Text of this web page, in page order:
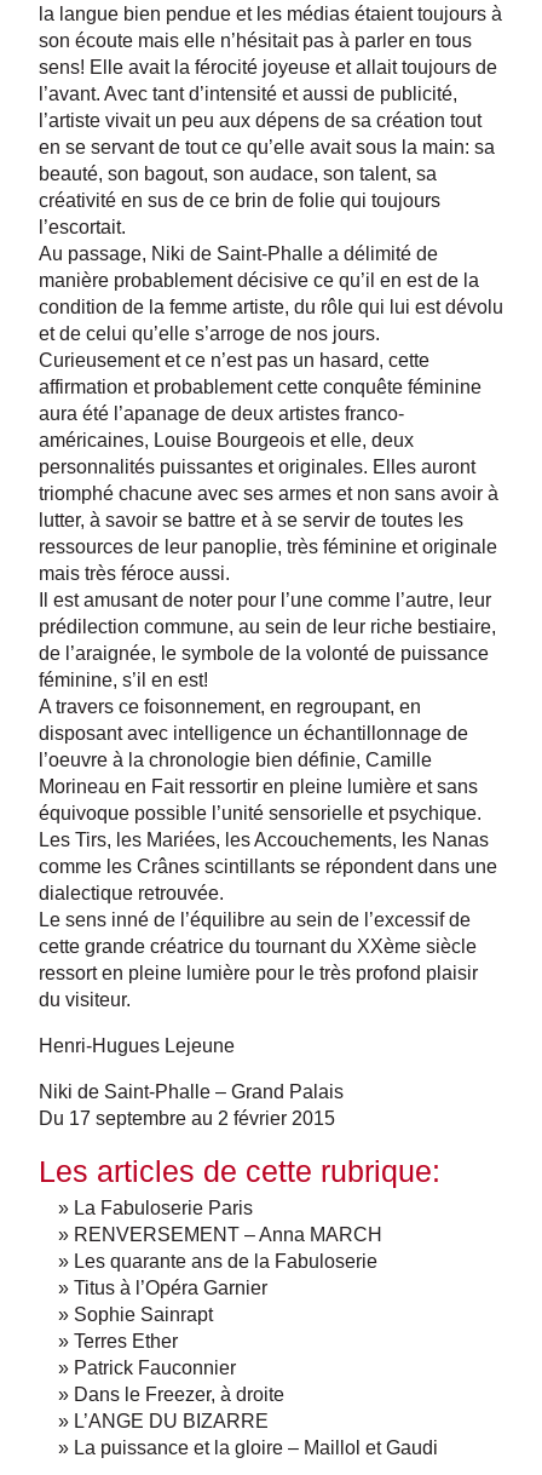
la langue bien pendue et les médias étaient toujours à
son écoute mais elle n’hésitait pas à parler en tous
sens! Elle avait la férocité joyeuse et allait toujours de
l’avant. Avec tant d’intensité et aussi de publicité,
l’artiste vivait un peu aux dépens de sa création tout
en se servant de tout ce qu’elle avait sous la main: sa
beauté, son bagout, son audace, son talent, sa
créativité en sus de ce brin de folie qui toujours
l’escortait.
Au passage, Niki de Saint-Phalle a délimité de
manière probablement décisive ce qu’il en est de la
condition de la femme artiste, du rôle qui lui est dévolu
et de celui qu’elle s’arroge de nos jours.
Curieusement et ce n’est pas un hasard, cette
affirmation et probablement cette conquête féminine
aura été l’apanage de deux artistes franco-
américaines, Louise Bourgeois et elle, deux
personnalités puissantes et originales. Elles auront
triomphé chacune avec ses armes et non sans avoir à
lutter, à savoir se battre et à se servir de toutes les
ressources de leur panoplie, très féminine et originale
mais très féroce aussi.
Il est amusant de noter pour l’une comme l’autre, leur
prédilection commune, au sein de leur riche bestiaire,
de l’araignée, le symbole de la volonté de puissance
féminine, s’il en est!
A travers ce foisonnement, en regroupant, en
disposant avec intelligence un échantillonnage de
l’oeuvre à la chronologie bien définie, Camille
Morineau en Fait ressortir en pleine lumière et sans
équivoque possible l’unité sensorielle et psychique.
Les Tirs, les Mariées, les Accouchements, les Nanas
comme les Crânes scintillants se répondent dans une
dialectique retrouvée.
Le sens inné de l’équilibre au sein de l’excessif de
cette grande créatrice du tournant du XXème siècle
ressort en pleine lumière pour le très profond plaisir
du visiteur.
Henri-Hugues Lejeune
Niki de Saint-Phalle – Grand Palais
Du 17 septembre au 2 février 2015
Les articles de cette rubrique:
» La Fabuloserie Paris
» RENVERSEMENT – Anna MARCH
» Les quarante ans de la Fabuloserie
» Titus à l’Opéra Garnier
» Sophie Sainrapt
» Terres Ether
» Patrick Fauconnier
» Dans le Freezer, à droite
» L’ANGE DU BIZARRE
» La puissance et la gloire – Maillol et Gaudi